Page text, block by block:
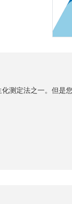
测定法之一。但是